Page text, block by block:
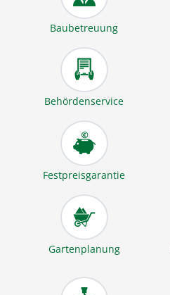
Baubetreuung
Behördenservice
Festpreisgarantie
Gartenplanung